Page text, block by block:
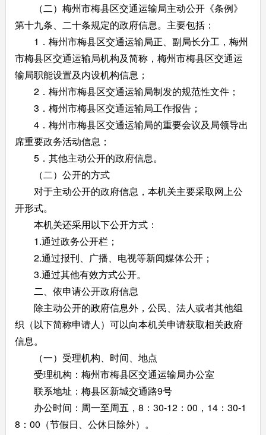
（二）梅州市梅县区交通运输局主动公开《条例》
第十九条、二十条规定的政府信息。主要包括：
1．梅州市梅县区交通运输局正、副局长分工，梅州
市梅县区交通运输局机构及简称，梅州市梅县区交通运
输局职能设置及内设机构信息；
2．梅州市梅县区交通运输局制发的规范性文件；
3．梅州市梅县区交通运输局工作报告；
4．梅州市梅县区交通运输局的重要会议及局领导出
席重要政务活动信息；
5．其他主动公开的政府信息。
（二）公开的方式
对于主动公开的政府信息，本机关主要采取网上公
开形式。
本机关还采用以下公开方式：
1.通过政务公开栏；
2.通过报刊、广播、电视等新闻媒体公开；
3.通过其他有效方式公开。
二、依申请公开政府信息
除主动公开的政府信息外，公民、法人或者其他组
织（以下简称申请人）可以向本机关申请获取相关政府
信息。
（一）受理机构、时间、地点
受理机构：梅州市梅县区交通运输局办公室
联系地址：梅县区新城交通路9号
办公时间：周一至周五，8：30-12：00，14：30-1
8：00（节假日、公休日除外）。